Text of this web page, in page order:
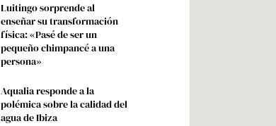
Luitingo sorprende al
enseñar su transformación
física: «Pasé de ser un
pequeño chimpancé a una
persona»
Aqualia responde a la
polémica sobre la calidad del
agua de Ibiza